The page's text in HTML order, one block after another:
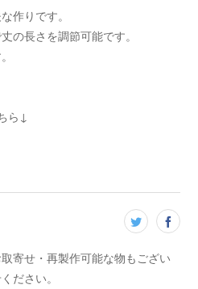
作りです。
の長さを調節可能です。
ら↓
寄せ・再製作可能な物もござい
ださい。